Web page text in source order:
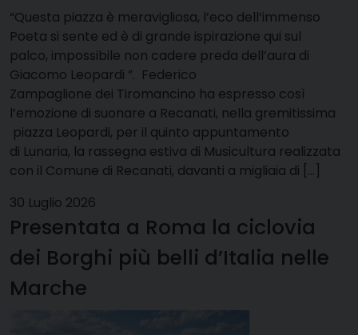
“Questa piazza è meravigliosa, l’eco dell’immenso
Poeta si sente ed è di grande ispirazione qui sul
palco, impossibile non cadere preda dell’aura di
Giacomo Leopardi ”. Federico
Zampaglione dei Tiromancino ha espresso così
l’emozione di suonare a Recanati, nella gremitissima
piazza Leopardi, per il quinto appuntamento
di Lunaria, la rassegna estiva di Musicultura realizzata
con il Comune di Recanati, davanti a migliaia di […]
30 Luglio 2026
Presentata a Roma la ciclovia
dei Borghi più belli d’Italia nelle
Marche